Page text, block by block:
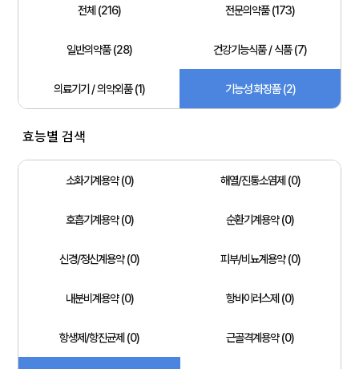
전체 (216) 전문의약품 (173)
일반의약품 (28) 건강기능식품 / 식품 (7)
의료기기 / 의약외품 (1) 기능성 화장품 (2)
효능별 검색
소화기계용약 (0) 해열/진통소염제 (0)
호흡기계용약 (0) 순환기계용약 (0)
신경/정신계용약 (0) 피부/비뇨계용약 (0)
내분비계용약 (0) 항바이러스제 (0)
항생제/항진균제 (0) 근골격계용약 (0)